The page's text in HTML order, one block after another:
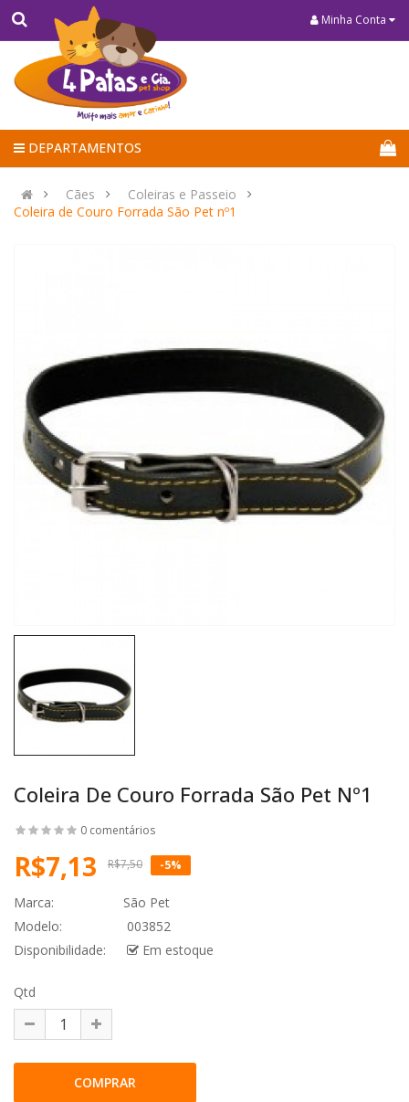
Minha Conta
DEPARTAMENTOS
Cães
Coleiras e Passeio
Coleira de Couro Forrada São Pet nº1
Coleira De Couro Forrada São Pet Nº1
0 comentários
R$7,13 R$7,50 -5%
Marca:
São Pet
Modelo:
003852
Disponibilidade:
Em estoque
Qtd